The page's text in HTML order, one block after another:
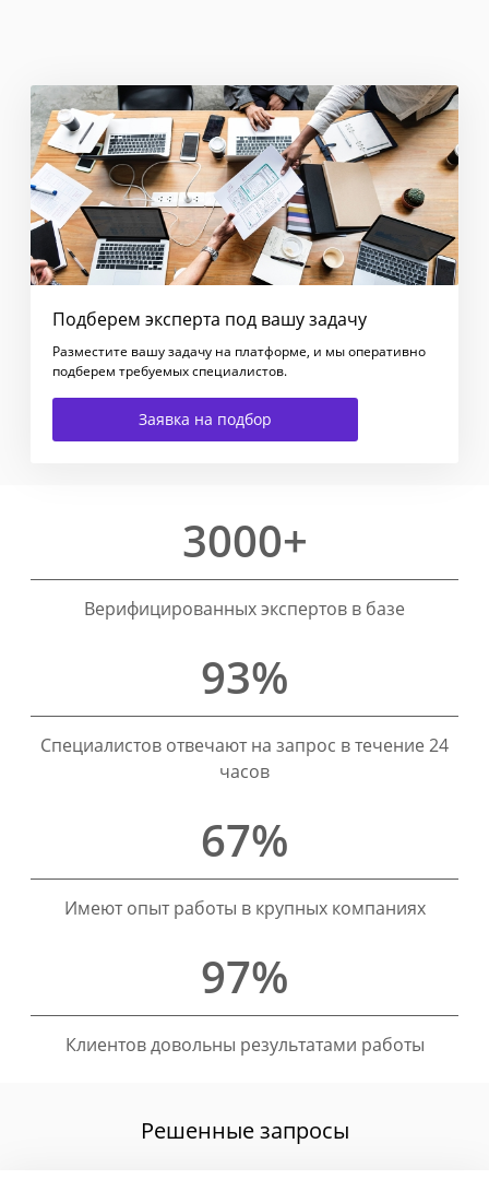
Подберем эксперта под вашу задачу
Разместите вашу задачу на платформе, и мы оперативно
подберем требуемых специалистов.
Заявка на подбор
3000+
Верифицированных экспертов в базе
93%
Специалистов отвечают на запрос в течение 24
часов
67%
Имеют опыт работы в крупных компаниях
97%
Клиентов довольны результатами работы
Решенные запросы